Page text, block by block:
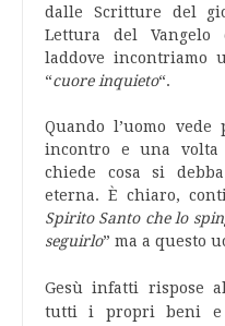
dalle Scritture del
Lettura del Vangelo
laddove incontriamo
“cuore inquieto“.
Quando l’uomo
incontro e una
chiede cosa si
eterna. È chiaro,
Spirito Santo che lo
seguirlo” ma a questo
Gesù infatti rispose
tutti i propri beni